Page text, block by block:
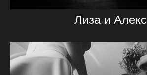
Лиза и Алекс